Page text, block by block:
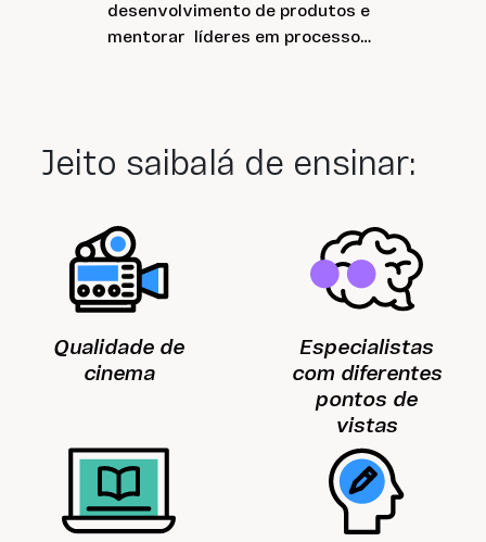
desenvolvimento de produtos e
mentorar líderes em processo
Jeito saibalá de ensinar:
Qualidade de
cinema
Especialistas
com diferentes
pontos de
vistas